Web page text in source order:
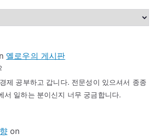
옐로우의 게시판
제 공부하고 갑니다. 전문성이 있으셔서 종종
서 일하는 분이신지 너무 궁금합니다.
on